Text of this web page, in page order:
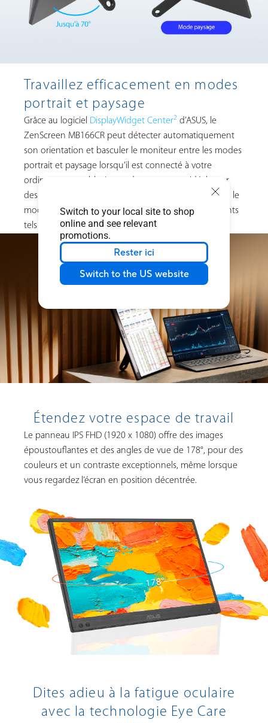
Switch to your local site to shop
online and see relevant
promotions.
Rester ici
Switch to the US website
Travaillez efficacement en modes
portrait et paysage
Grâce au logiciel DisplayWidget Center2 d’ASUS, le
ZenScreen MB166CR peut détecter automatiquement
son orientation et basculer le moniteur entre les modes
portrait et paysage lorsqu’il est connecté à votre
ordinateur portable. Le mode paysage est idéal pour
des présentations et des feuilles de calcul, tandis que le
mode Portrait vous donne une vue parfaite d’éléments
tels que des documents, des livres ou des sites Web.
Étendez votre espace de travail
Le panneau IPS FHD (1920 x 1080) offre des images
époustouflantes et des angles de vue de 178°, pour des
couleurs et un contraste exceptionnels, même lorsque
vous regardez l’écran en position décentrée.
Dites adieu à la fatigue oculaire
avec la technologie Eye Care